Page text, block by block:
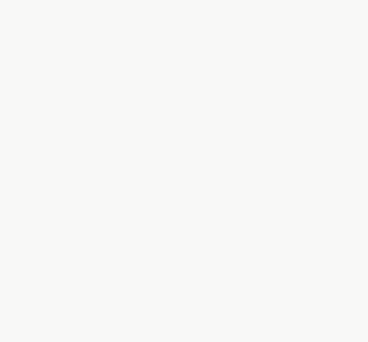
полуфинал конкурса.
говоря, конкуренция там
будет
позиция для того,
Джусь. А режиссером
создала дизайнер Лилия